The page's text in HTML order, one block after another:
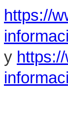
https://
y